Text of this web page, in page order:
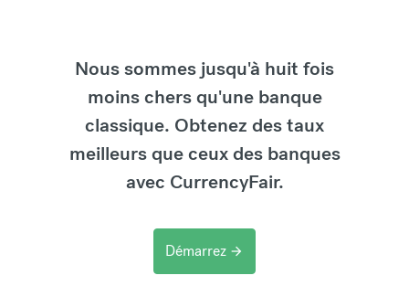
Nous sommes jusqu'à huit fois
moins chers qu'une banque
classique. Obtenez des taux
meilleurs que ceux des banques
avec CurrencyFair.
Démarrez arrow_forward